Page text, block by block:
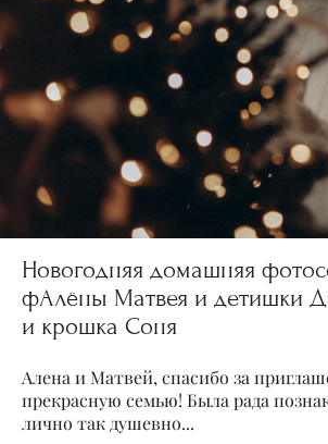
Новогодняя домашняя
фАлёны Матвея и детишки
и крошка Соня
Алена и Матвей, спасибо за
прекрасную семью! Была рада
лично так душевно...